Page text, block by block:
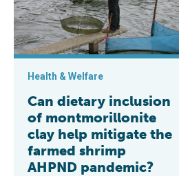
Health & Welfare
Can dietary inclusion
of montmorillonite
clay help mitigate the
farmed shrimp
AHPND pandemic?